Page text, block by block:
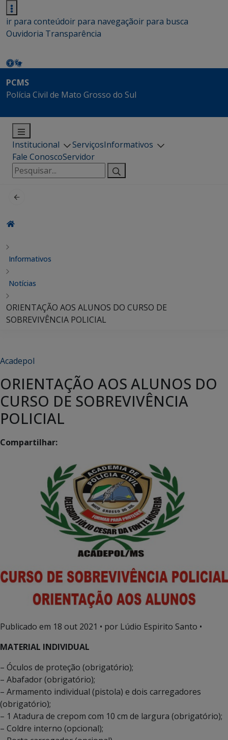
ir para conteúdoir para navegaçãoir para busca
Ouvidoria Transparência
PCMS
Polícia Civil de Mato Grosso do Sul
Institucional ServiçosInformativos
Fale ConoscoServidor
Pesquisar
por:
Informativos
Notícias
ORIENTAÇÃO AOS ALUNOS DO CURSO DE
SOBREVIVÊNCIA POLICIAL
Acadepol
ORIENTAÇÃO AOS ALUNOS DO
CURSO DE SOBREVIVÊNCIA
POLICIAL
Compartilhar:
Publicado em 18 out 2021 • por Lúdio Espirito Santo •
MATERIAL INDIVIDUAL
– Óculos de proteção (obrigatório);
– Abafador (obrigatório);
– Armamento individual (pistola) e dois carregadores
(obrigatório);
– 1 Atadura de crepom com 10 cm de largura (obrigatório);
– Coldre interno (opcional);